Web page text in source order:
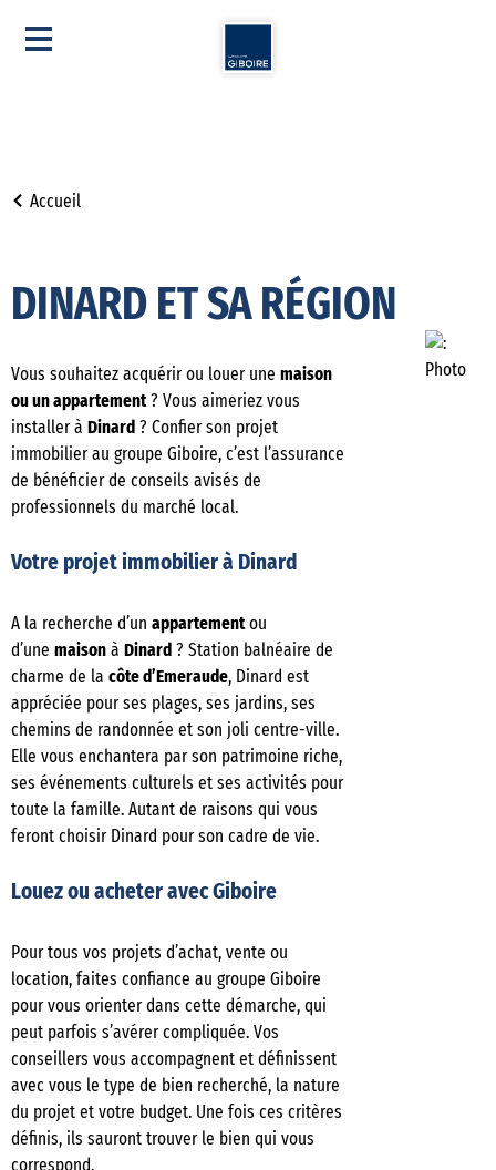
Accueil
DINARD ET SA RÉGION
Vous souhaitez acquérir ou louer une maison
ou un appartement? Vous aimeriez vous
installer à Dinard ? Confier son projet
immobilier au groupe Giboire, c’est l’assurance
de bénéficier de conseils avisés de
professionnels du marché local.
Votre projet immobilier à Dinard
A la recherche d’un appartementou
d’une maison à Dinard ? Station balnéaire de
charme de la côte d’Emeraude, Dinard est
appréciée pour ses plages, ses jardins, ses
chemins de randonnée et son joli centre-ville.
Elle vous enchantera par son patrimoine riche,
ses événements culturels et ses activités pour
toute la famille. Autant de raisons qui vous
feront choisir Dinard pour son cadre de vie.
Louez ou acheter avec Giboire
Pour tous vos projets d’achat, vente ou
location, faites confiance au groupe Giboire
pour vous orienter dans cette démarche, qui
peut parfois s’avérer compliquée. Vos
conseillers vous accompagnent et définissent
avec vous le type de bien recherché, la nature
du projet et votre budget. Une fois ces critères
définis, ils sauront trouver le bien qui vous
correspond.